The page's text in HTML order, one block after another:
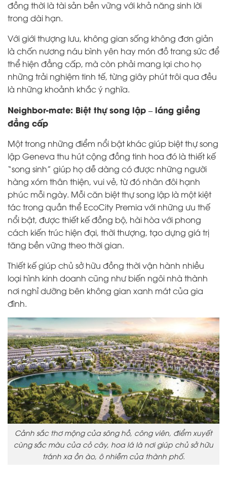
đồng thời là tài sản bền vững với khả năng sinh lời
trong dài hạn.
Với giới thượng lưu, không gian sống không đơn giản
là chốn nương náu bình yên hay món đồ trang sức để
thể hiện đẳng cấp, mà còn phải mang lại cho họ
những trải nghiệm tinh tế, từng giây phút trôi qua đều
là những khoảnh khắc ý nghĩa.
Neighbor-mate: Biệt thự song lập – láng giềng
đẳng cấp
Một trong những điểm nổi bật khác giúp biệt thự song
lập Geneva thu hút cộng đồng tinh hoa đó là thiết kế
“song sinh” giúp họ dễ dàng có được những người
hàng xóm thân thiện, vui vẻ, từ đó nhân đôi hạnh
phúc mỗi ngày. Mỗi căn biệt thự song lập là một kiệt
tác trong quần thể EcoCity Premia với những ưu thế
nổi bật, được thiết kế đồng bộ, hài hòa với phong
cách kiến trúc hiện đại, thời thượng, tạo dựng giá trị
tăng bền vững theo thời gian.
Thiết kế giúp chủ sở hữu đồng thời vận hành nhiều
loại hình kinh doanh cũng như biến ngôi nhà thành
nơi nghỉ dưỡng bên không gian xanh mát của gia
đình.
Cảnh sắc thơ mộng của sông hồ, công viên, điểm xuyết
cùng sắc màu của cỏ cây, hoa lá là nơi giúp chủ sở hữu
tránh xa ồn ào, ô nhiễm của thành phố.